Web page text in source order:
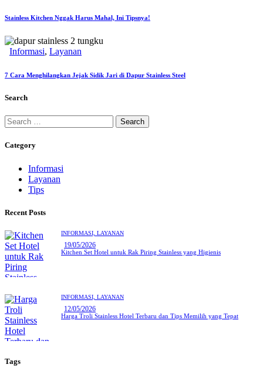
Stainless Kitchen Nggak Harus Mahal, Ini Tipsnya!
Informasi, Layanan
7 Cara Menghilangkan Jejak Sidik Jari di Dapur Stainless Steel
Search
Category
Informasi
Layanan
Tips
Recent Posts
INFORMASI, LAYANAN
19/05/2026
Kitchen Set Hotel untuk Rak Piring Stainless yang Higienis
INFORMASI, LAYANAN
12/05/2026
Harga Troli Stainless Hotel Terbaru dan Tips Memilih yang Tepat
Tags